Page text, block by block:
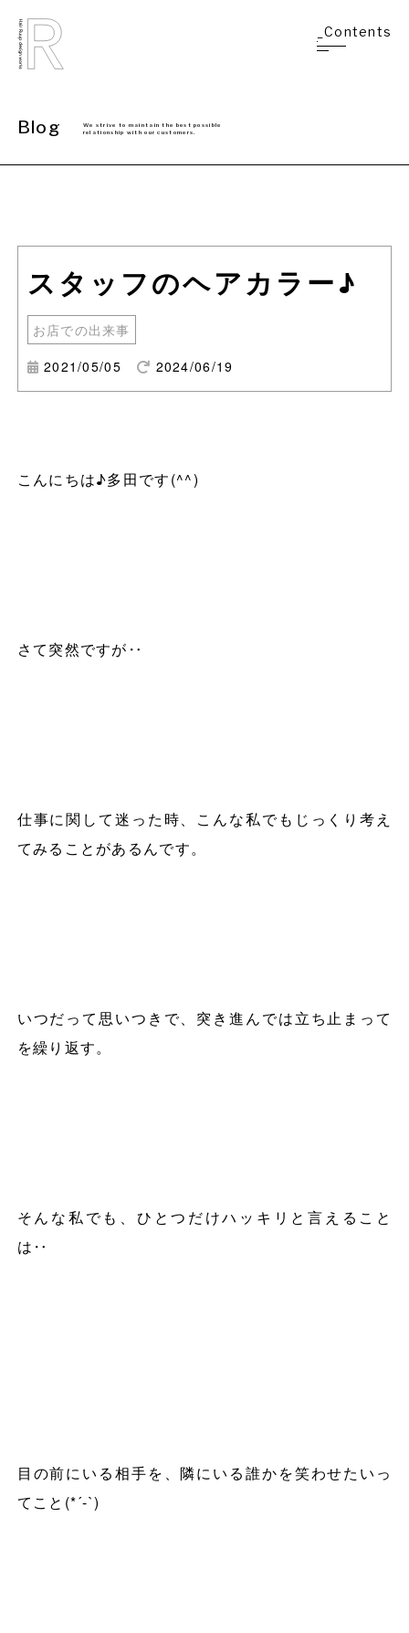
_Contents
Blog
We strive to maintain the best possible
relationship with our customers.
スタッフのヘアカラー♪
お店での出来事
2021/05/05
2024/06/19
こんにちは♪多田です(^^)
さて突然ですが‥
仕事に関して迷った時、こんな私でもじっくり考え
てみることがあるんです。
いつだって思いつきで、突き進んでは立ち止まって
を繰り返す。
そんな私でも、ひとつだけハッキリと言えること
は‥
目の前にいる相手を、隣にいる誰かを笑わせたいっ
てこと (*´-`)